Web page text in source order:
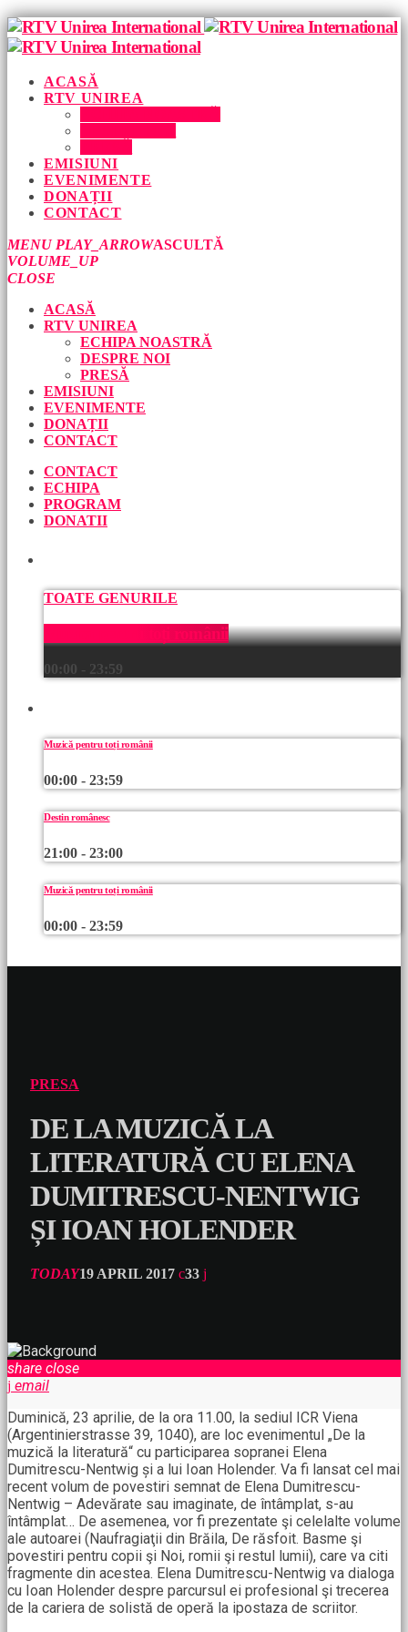
ACASĂ
RTV UNIREA
EMISIUNI
EVENIMENTE
DONAȚII
CONTACT
MENU PLAY_ARROWASCULTĂ
VOLUME_UP
CLOSE
ACASĂ
RTV UNIREA
ECHIPA NOASTRĂ
DESPRE NOI
PRESĂ
EMISIUNI
EVENIMENTE
DONAȚII
CONTACT
CONTACT
ECHIPA
PROGRAM
DONATII
TOATE GENURILE
Muzică pentru toți românii
00:00 - 23:59
Muzică pentru toți românii
00:00 - 23:59
Destin românesc
21:00 - 23:00
Muzică pentru toți românii
00:00 - 23:59
PRESA
DE LA MUZICĂ LA
LITERATURĂ CU ELENA
DUMITRESCU-NENTWIG
ȘI IOAN HOLENDER
TODAY19 APRIL 2017 33
share close
email
Duminică, 23 aprilie, de la ora 11.00, la sediul ICR Viena
(Argentinierstrasse 39, 1040), are loc evenimentul „De la
muzică la literatură“ cu participarea sopranei Elena
Dumitrescu-Nentwig și a lui Ioan Holender. Va fi lansat cel mai
recent volum de povestiri semnat de Elena Dumitrescu-
Nentwig – Adevărate sau imaginate, de întâmplat, s-au
întâmplat… De asemenea, vor fi prezentate şi celelalte volume
ale autoarei (Naufragiaţii din Brăila, De răsfoit. Basme şi
povestiri pentru copii şi Noi, romii şi restul lumii), care va citi
fragmente din acestea. Elena Dumitrescu-Nentwig va dialoga
cu Ioan Holender despre parcursul ei profesional şi trecerea
de la cariera de solistă de operă la ipostaza de scriitor.